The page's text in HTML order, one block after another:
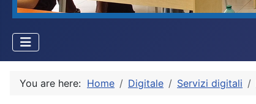
You are here: Home Digitale Servizi digitali